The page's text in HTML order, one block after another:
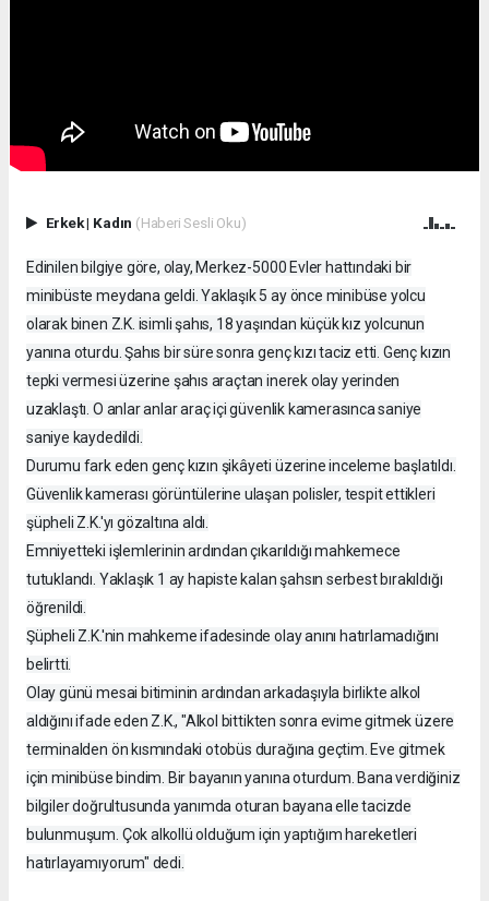
Erkek| Kadın (Haberi Sesli Oku)
Edinilen bilgiye göre, olay, Merkez-5000 Evler hattındaki bir
minibüste meydana geldi. Yaklaşık 5 ay önce minibüse yolcu
olarak binen Z.K. isimli şahıs, 18 yaşından küçük kız yolcunun
yanına oturdu. Şahıs bir süre sonra genç kızı taciz etti. Genç kızın
tepki vermesi üzerine şahıs araçtan inerek olay yerinden
uzaklaştı. O anlar anlar araç içi güvenlik kamerasınca saniye
saniye kaydedildi.
Durumu fark eden genç kızın şikâyeti üzerine inceleme başlatıldı.
Güvenlik kamerası görüntülerine ulaşan polisler, tespit ettikleri
şüpheli Z.K.'yı gözaltına aldı.
Emniyetteki işlemlerinin ardından çıkarıldığı mahkemece
tutuklandı. Yaklaşık 1 ay hapiste kalan şahsın serbest bırakıldığı
öğrenildi.
Şüpheli Z.K.'nin mahkeme ifadesinde olay anını hatırlamadığını
belirtti.
Olay günü mesai bitiminin ardından arkadaşıyla birlikte alkol
aldığını ifade eden Z.K., "Alkol bittikten sonra evime gitmek üzere
terminalden ön kısmındaki otobüs durağına geçtim. Eve gitmek
için minibüse bindim. Bir bayanın yanına oturdum. Bana verdiğiniz
bilgiler doğrultusunda yanımda oturan bayana elle tacizde
bulunmuşum. Çok alkollü olduğum için yaptığım hareketleri
hatırlayamıyorum" dedi.